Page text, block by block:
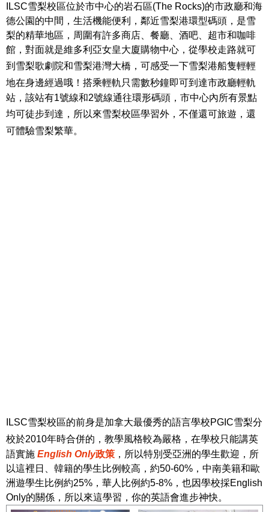
ILSC雪梨校區位於市中心的岩石區(The Rocks)的市政廳和海
德公園的中間，生活機能便利，鄰近雪梨港環型碼頭，是雪
梨的精華地區，周圍有許多商店、餐廳、酒吧、超市和咖啡
館，對面就是維多利亞女皇大廈購物中心，從學校走路就可
到雪梨歌劇院和雪梨港灣大橋，可感受一下雪梨港船隻輕輕
地在身邊經過哦！搭乘輕軌只需數秒鐘即可到達市政廳輕軌
站，該站有1號線和2號線通往環形碼頭，市中心內所有景點
均可徒步到達，所以來雪梨校區學習外，不僅還可旅遊，還
可體驗雪梨繁華。
ILSC雪梨校區的前身是加拿大最優秀的語言學校PGIC雪梨分
校於2010年時合併的，教學風格較為嚴格，在學校只能講英
語實施 English Only政策 ，所以特別受亞洲的學生歡迎，所
以這裡日、韓籍的學生比例較高，約50-60%，中南美籍和歐
洲遊學生比例約25%，華人比例約5-8%，也因學校採English
Only的關係，所以來這學習，你的英語會進步神快。